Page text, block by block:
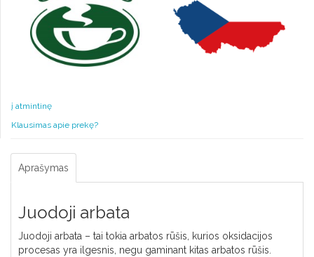
į atmintinę
Klausimas apie prekę?
Aprašymas
Juodoji arbata
Juodoji arbata – tai tokia arbatos rūšis, kurios oksidacijos
procesas yra ilgesnis, negu gaminant kitas arbatos rūšis.